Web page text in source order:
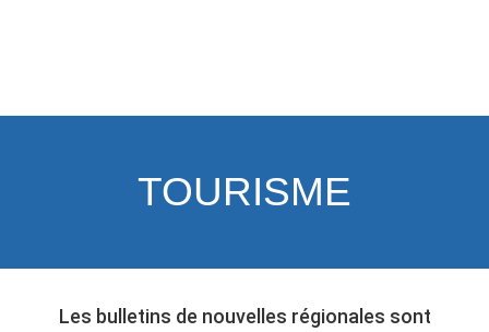
TOURISME
Les bulletins de nouvelles régionales sont